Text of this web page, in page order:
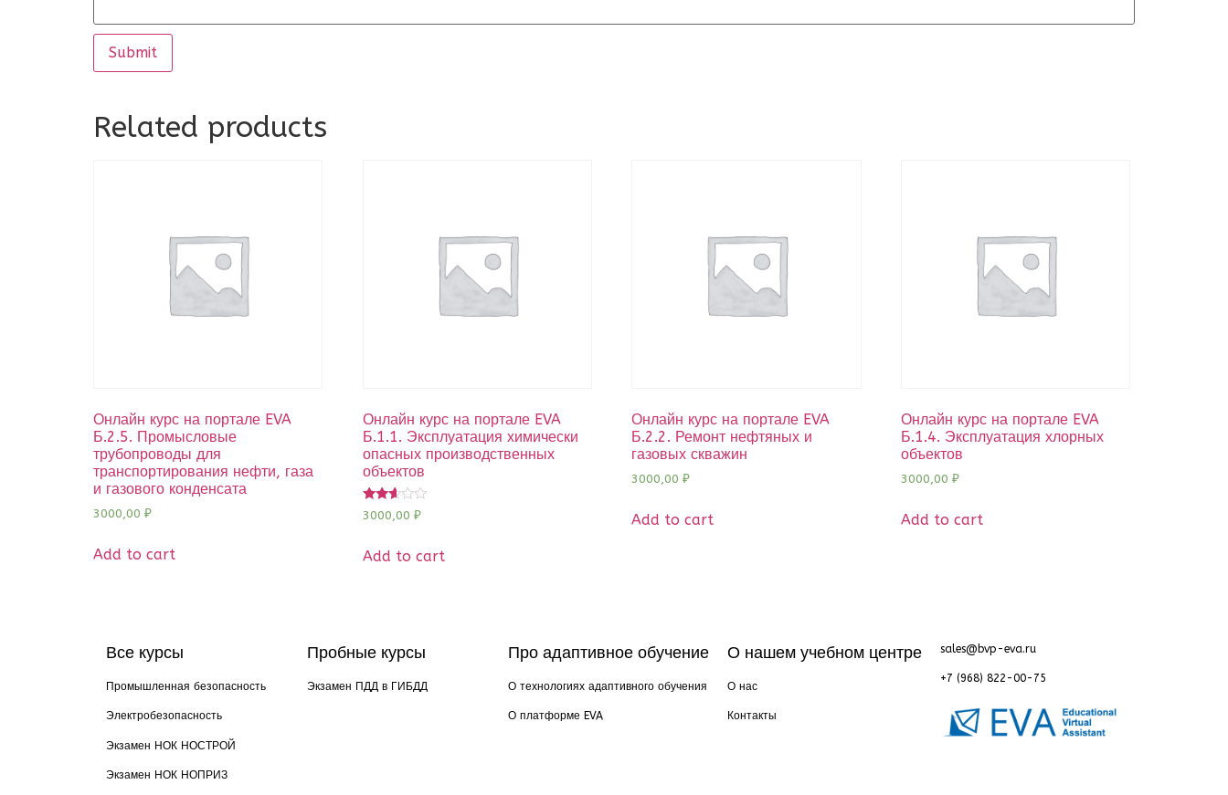
Related products
Онлайн курс на портале EVA
Б.2.5. Промысловые
трубопроводы для
транспортирования нефти, газа
и газового конденсата
3000,00 ₽
Add to cart
Онлайн курс на портале EVA
Б.1.1. Эксплуатация химически
опасных производственных
объектов
Rated
2.50
5
3000,00 ₽
Add to cart
Онлайн курс на портале EVA
Б.2.2. Ремонт нефтяных и
газовых скважин
3000,00₽
Add to cart
Онлайн курс на портале EVA
Б.1.4. Эксплуатация хлорных
объектов
3000,00₽
Add to cart
Все курсы
Промышленная безопасность
Электробезопасность
Экзамен НОК НОСТРОЙ
Экзамен НОК НОПРИЗ
Пробные курсы
Экзамен ПДД в ГИБДД
Про адаптивное обучение
О технологиях адаптивного обучения
О платформе EVA
О нашем учебном центре
О нас
Контакты
sales@bvp-eva.ru
+7 (968) 822-00-75